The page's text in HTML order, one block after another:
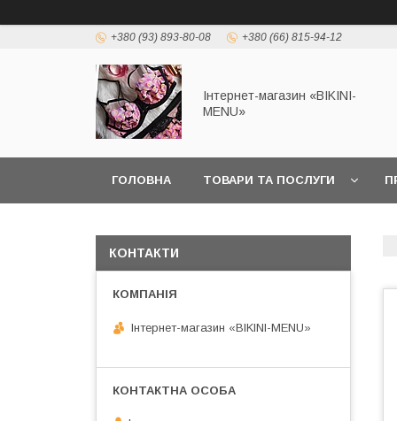
+380 (93) 893-80-08 +380 (66) 815-94-12
Інтернет-магазин «BIKINI-
MENU»
ГОЛОВНА ТОВАРИ ТА ПОСЛУГИ
КОНТАКТИ
Інтернет-магазин «BIKINI-MENU»